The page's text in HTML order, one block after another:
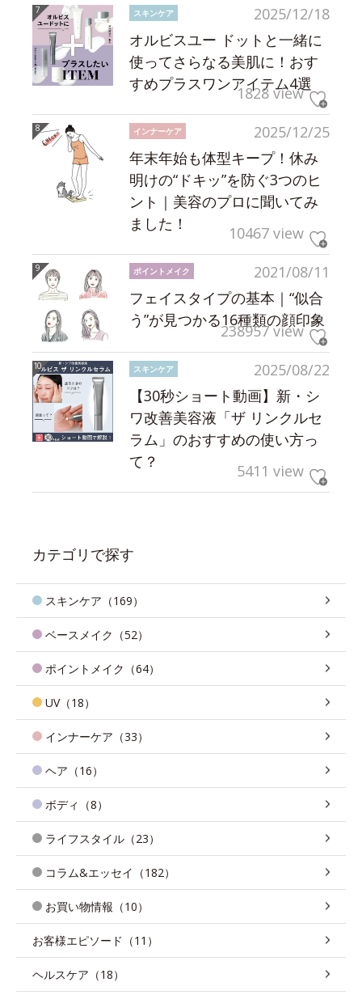
2025/12/18
スキンケア
オルビスユー ドットと一緒に
使ってさらなる美肌に！おす
すめプラスワンアイテム4選
1828 view
2025/12/25
インナーケア
年末年始も体型キープ！休み
明けの“ドキッ”を防ぐ3つのヒ
ント｜美容のプロに聞いてみ
ました！
10467 view
2021/08/11
ポイントメイク
フェイスタイプの基本｜“似合
う”が見つかる16種類の顔印象
238957 view
2025/08/22
スキンケア
【30秒ショート動画】新・シ
ワ改善美容液「ザ リンクルセ
ラム」のおすすめの使い方っ
て？
5411 view
カテゴリで探す
スキンケア（169）
ベースメイク（52）
ポイントメイク（64）
UV（18）
インナーケア（33）
ヘア（16）
ボディ（8）
ライフスタイル（23）
コラム&エッセイ（182）
お買い物情報（10）
お客様エピソード（11）
ヘルスケア（18）